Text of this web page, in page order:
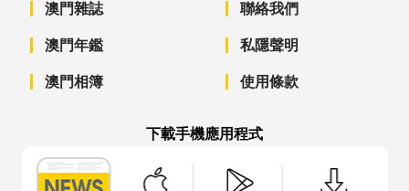
澳門雜誌
澳門年鑑
澳門相簿
聯絡我們
私隱聲明
使用條款
下載手機應用程式